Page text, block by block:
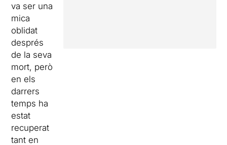
va ser una
mica
oblidat
després
de la seva
mort, però
en els
darrers
temps ha
estat
recuperat
tant en